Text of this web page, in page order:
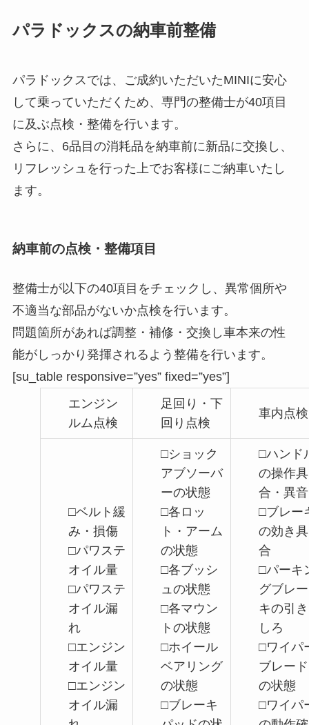
パラドックスの納車前整備
パラドックスでは、ご成約いただいたMINIに安心
して乗っていただくため、専門の整備士が40項目
に及ぶ点検・整備を行います。
さらに、6品目の消耗品を納車前に新品に交換し、
リフレッシュを行った上でお客様にご納車いたし
ます。
納車前の点検・整備項目
整備士が以下の40項目をチェックし、異常個所や
不適当な部品がないか点検を行います。
問題箇所があれば調整・補修・交換し車本来の性
能がしっかり発揮されるよう整備を行います。
[su_table responsive=”yes” fixed=”yes”]
エンジン
ルム点検
足回り・下
回り点検
車内点検
□ベルト緩
み・損傷
□パワステ
オイル量
□パワステ
オイル漏
れ
□エンジン
オイル量
□エンジン
オイル漏
□ショック
アブソーバ
ーの状態
□各ロッ
ト・アーム
の状態
□各ブッシ
ュの状態
□各マウン
トの状態
□ホイール
ベアリング
の状態
□ブレーキ
□ハンド
の操作具
合・異音
□ブレー
の効き具
合
□パーキ
グブレー
キの引き
しろ
□ワイパ
ブレード
の状態
□ワイパ